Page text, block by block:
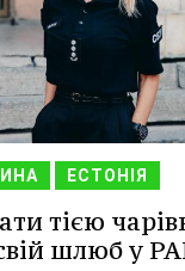
ЕСТОНІЯ
тією
шлюб у